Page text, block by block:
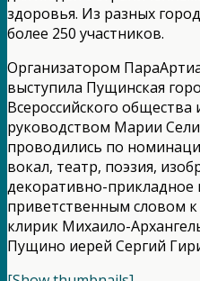
здоровья. Из разных
более 250 участников.
Организатором
выступила Пущинская
Всероссийского
руководством Марии
проводились по
вокал, театр, поэзия,
декоративно-прикладное
приветственным словом к
клирик Михаило-
Пущино иерей Сергий